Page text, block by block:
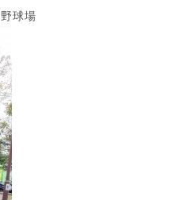
球場